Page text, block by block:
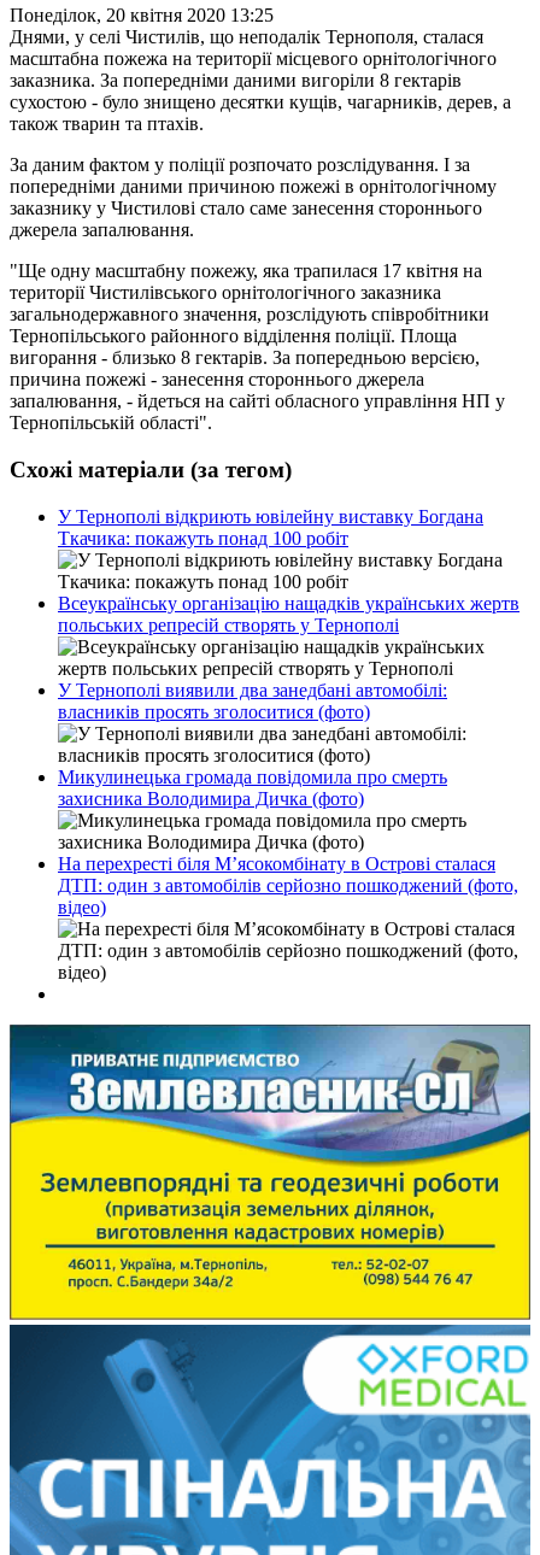
Понеділок, 20 квітня 2020 13:25
Днями, у селі Чистилів, що неподалік Тернополя, сталася
масштабна пожежа на території місцевого орнітологічного
заказника. За попередніми даними вигоріли 8 гектарів
сухостою - було знищено десятки кущів, чагарників, дерев, а
також тварин та птахів.
За даним фактом у поліції розпочато розслідування. І за
попередніми даними причиною пожежі в орнітологічному
заказнику у Чистилові стало саме занесення стороннього
джерела запалювання.
"Ще одну масштабну пожежу, яка трапилася 17 квітня на
території Чистилівського орнітологічного заказника
загальнодержавного значення, розслідують співробітники
Тернопільського районного відділення поліції. Площа
вигорання - близько 8 гектарів. За попередньою версією,
причина пожежі - занесення стороннього джерела
запалювання, - йдеться на сайті обласного управління НП у
Тернопільській області".
Схожі матеріали (за тегом)
У Тернополі відкриють ювілейну виставку Богдана
Ткачика: покажуть понад 100 робіт
Всеукраїнську організацію нащадків українських жертв
польських репресій створять у Тернополі
У Тернополі виявили два занедбані автомобілі:
власників просять зголоситися (фото)
Микулинецька громада повідомила про смерть
захисника Володимира Дичка (фото)
На перехресті біля М’ясокомбінату в Острові сталася
ДТП: один з автомобілів серйозно пошкоджений (фото,
відео)